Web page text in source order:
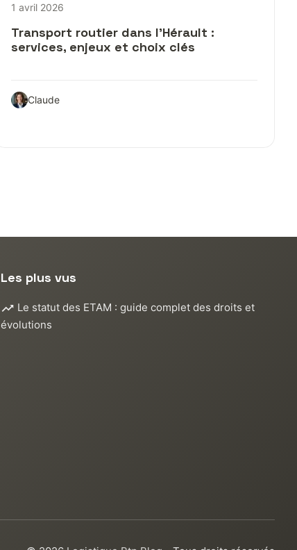
1 avril 2026
Transport routier dans l’Hérault :
services, enjeux et choix clés
Claude
Les plus vus
Le statut des ETAM : guide complet des droits et
évolutions